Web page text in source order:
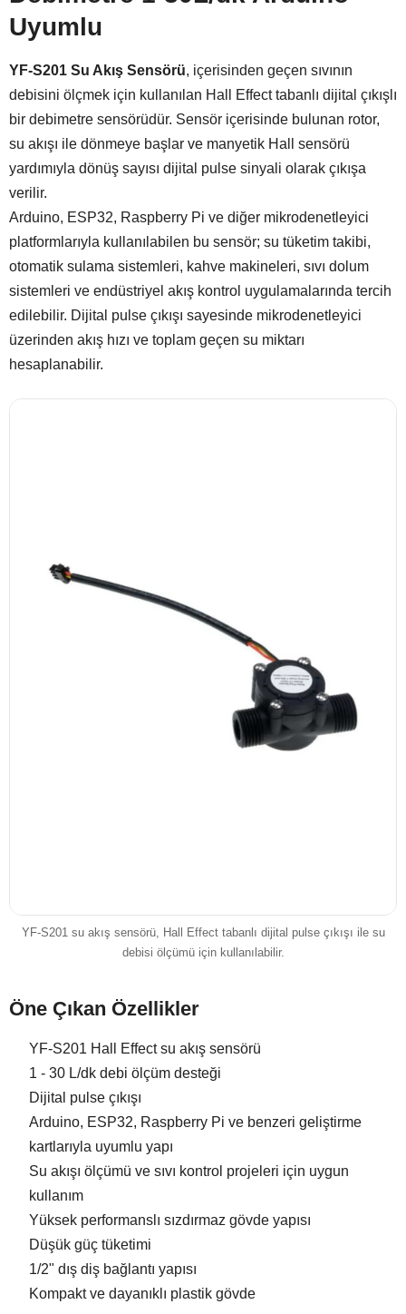
Uyumlu
YF-S201 Su Akış Sensörü, içerisinden geçen sıvının
debisini ölçmek için kullanılan Hall Effect tabanlı dijital çıkışlı
bir debimetre sensörüdür. Sensör içerisinde bulunan rotor,
su akışı ile dönmeye başlar ve manyetik Hall sensörü
yardımıyla dönüş sayısı dijital pulse sinyali olarak çıkışa
verilir.
Arduino, ESP32, Raspberry Pi ve diğer mikrodenetleyici
platformlarıyla kullanılabilen bu sensör; su tüketim takibi,
otomatik sulama sistemleri, kahve makineleri, sıvı dolum
sistemleri ve endüstriyel akış kontrol uygulamalarında tercih
edilebilir. Dijital pulse çıkışı sayesinde mikrodenetleyici
üzerinden akış hızı ve toplam geçen su miktarı
hesaplanabilir.
YF-S201 su akış sensörü, Hall Effect tabanlı dijital pulse çıkışı ile su
debisi ölçümü için kullanılabilir.
Öne Çıkan Özellikler
YF-S201 Hall Effect su akış sensörü
1 - 30 L/dk debi ölçüm desteği
Dijital pulse çıkışı
Arduino, ESP32, Raspberry Pi ve benzeri geliştirme
kartlarıyla uyumlu yapı
Su akışı ölçümü ve sıvı kontrol projeleri için uygun
kullanım
Yüksek performanslı sızdırmaz gövde yapısı
Düşük güç tüketimi
1/2" dış diş bağlantı yapısı
Kompakt ve dayanıklı plastik gövde